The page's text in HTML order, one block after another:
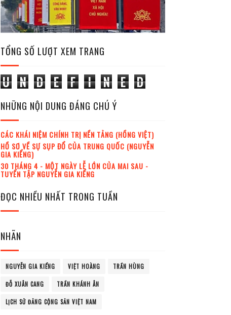
TỔNG SỐ LƯỢT XEM TRANG
U N D E F I N E D
NHỮNG NỘI DUNG ĐÁNG CHÚ Ý
CÁC KHÁI NIỆM CHÍNH TRỊ NỀN TẢNG (HỒNG VIỆT)
HỒ SƠ VỀ SỰ SỤP ĐỔ CỦA TRUNG QUỐC (NGUYỄN
GIA KIỂNG)
30 THÁNG 4 - MỘT NGÀY LỄ LỚN CỦA MAI SAU -
TUYỂN TẬP NGUYỄN GIA KIỂNG
ĐỌC NHIỀU NHẤT TRONG TUẦN
NHÃN
NGUYỄN GIA KIỂNG VIỆT HOÀNG TRẦN HÙNG
ĐỖ XUÂN CANG TRẦN KHÁNH ÂN
LỊCH SỬ ĐẢNG CỘNG SẢN VIỆT NAM